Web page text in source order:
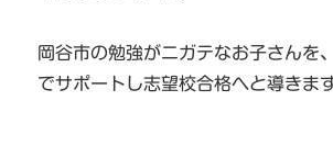
岡谷市の勉強がニガテなお子さんを
でサポートし志望校合格へと導きます